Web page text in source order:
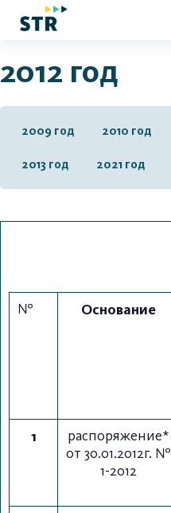
2012 год
2009 год 2010 год
2013 год 2021 год
№ Основание
1
распоряжение*
от 30.01.2012г. №
1-2012